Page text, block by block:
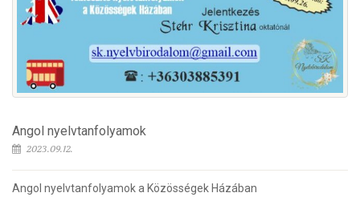
Angol nyelvtanfolyamok
2023.09.12.
Angol nyelvtanfolyamok a Közösségek Házában